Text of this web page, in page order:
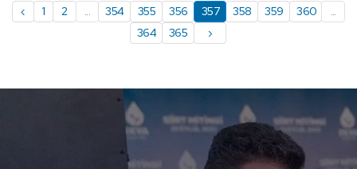
‹ 1 2 ... 354 355 356 357 358 359 360
...
364
365 ›